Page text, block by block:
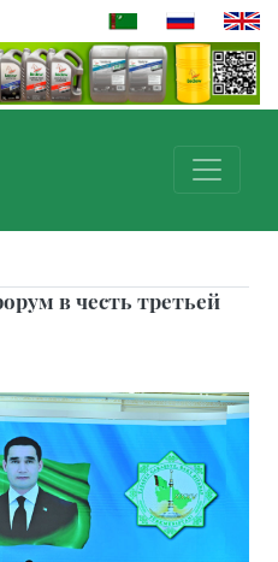
в честь третьей